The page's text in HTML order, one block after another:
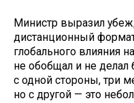
Министр выразил
дистанционный
глобального влияния
не обобщал и не
с одной стороны, три
но с другой — это